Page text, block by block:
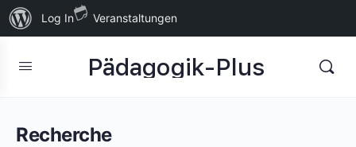
Über
WordPress
Log In Veranstaltungen
Pädagogik-Plus
Recherche